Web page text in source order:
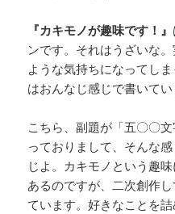
『カキモノが趣味です！』
ンです。それはうざいな
ような気持ちになってし
はおんなじ感じで書いてい
こちら、副題が「五〇〇
っておりまして、そんな
じよ。カキモノという趣
あるのですが、二次創作
ています。好きなことを